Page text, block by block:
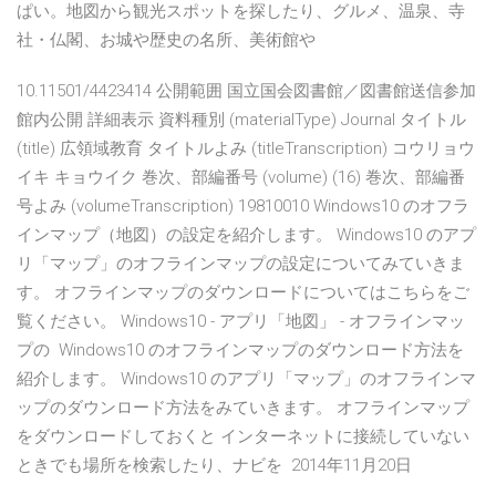
ぱい。地図から観光スポットを探したり、グルメ、温泉、寺
社・仏閣、お城や歴史の名所、美術館や
10.11501/4423414 公開範囲 国立国会図書館／図書館送信参加
館内公開 詳細表示 資料種別 (materialType) Journal タイトル
(title) 広領域教育 タイトルよみ (titleTranscription) コウリョウ
イキ キョウイク 巻次、部編番号 (volume) (16) 巻次、部編番
号よみ (volumeTranscription) 19810010 Windows10 のオフラ
インマップ（地図）の設定を紹介します。 Windows10 のアプ
リ「マップ」のオフラインマップの設定についてみていきま
す。 オフラインマップのダウンロードについてはこちらをご
覧ください。 Windows10 - アプリ「地図」 - オフラインマッ
プの Windows10 のオフラインマップのダウンロード方法を
紹介します。 Windows10 のアプリ「マップ」のオフラインマ
ップのダウンロード方法をみていきます。 オフラインマップ
をダウンロードしておくと インターネットに接続していない
ときでも場所を検索したり、ナビを 2014年11月20日